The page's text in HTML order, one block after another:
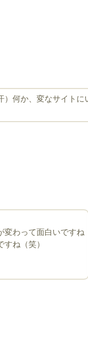
何か、変なサイト
変わって面白いですね
ね（笑）